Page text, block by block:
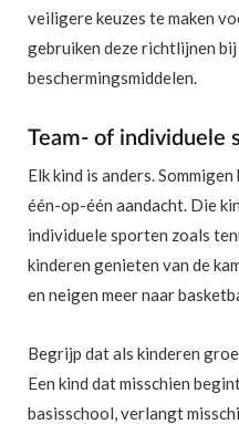
veiligere keuzes te maken
gebruiken deze richtlijnen bij
beschermingsmiddelen.
Team- of individuele
Elk kind is anders.
één-op-één aandacht. Die
individuele sporten zoals
kinderen genieten van de
en neigen meer naar
Begrijp dat als kinderen
Een kind dat misschien
basisschool, verlangt